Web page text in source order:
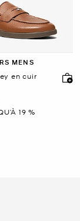
MENS
en cuir
19 %